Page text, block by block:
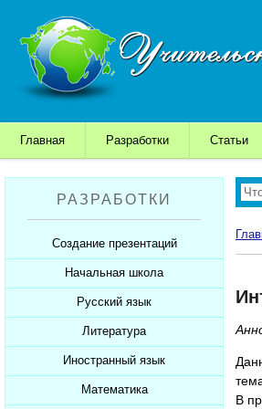
Главная Разработки Статьи
РАЗРАБОТКИ
Создание презентаций
Шаблоны для презентаций
Советы начинающим
Советы дедушки
К презентации...
Начальная школа
Уроки
Презентации
Мультимедийные тесты
Печатные тесты
Русский язык
Уроки
Презентации
Мультимедийные тесты
Литература
Уроки
Презентации
Иностранный язык
Уроки
Математика
В